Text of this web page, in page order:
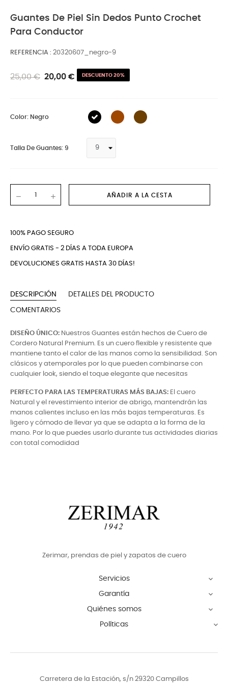
Guantes De Piel Sin Dedos Punto Crochet
Para Conductor
REFERENCIA 20320607_negro-9
25,00 € 20,00 € DESCUENTO 20%
Color: Negro
Talla De Guantes: 9
AÑADIR A LA CESTA
100% PAGO SEGURO
ENVÍO GRATIS - 2 DÍAS A TODA EUROPA
DEVOLUCIONES GRATIS HASTA 30 DÍAS!
DESCRIPCIÓN DETALLES DEL PRODUCTO
COMENTARIOS
DISEÑO ÚNICO: Nuestros Guantes están hechos de Cuero de
Cordero Natural Premium. Es un cuero flexible y resistente que
mantiene tanto el calor de las manos como la sensibilidad. Son
clásicos y atemporales por lo que pueden combinarse con
cualquier look, siendo el toque elegante que necesitas
PERFECTO PARA LAS TEMPERATURAS MÁS BAJAS: El cuero
Natural y el revestimiento interior de abrigo, mantendrán las
manos calientes incluso en las más bajas temperaturas. Es
ligero y cómodo de llevar ya que se adapta a la forma de la
mano. Por lo que puedes usarlo durante tus actividades diarias
con total comodidad
Zerimar, prendas de piel y zapatos de cuero
Servicios 
Garantía 
Quiénes somos 
Políticas 
Carretera de la Estación, s/n 29320 Campillos